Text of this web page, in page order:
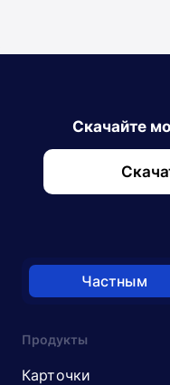
Скачайте
Частным
Продукты
Карточки